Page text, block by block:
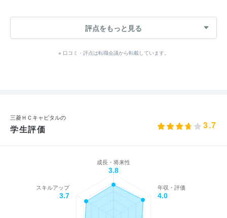
評点をもっと見る
※ 口コミ・評点は転職会議から転載しています。
三菱ＨＣキャピタルの
学生評価 3.7
成長・将来性
3.8
年収・評価
4.0
スキルアップ
3.7